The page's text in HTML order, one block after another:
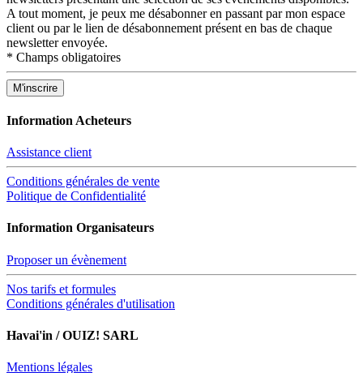
A tout moment, je peux me désabonner en passant par mon espace
client ou par le lien de désabonnement présent en bas de chaque
newsletter envoyée.
* Champs obligatoires
Information Acheteurs
Assistance client
Conditions générales de vente
Politique de Confidentialité
Information Organisateurs
Proposer un évènement
Nos tarifs et formules
Conditions générales d'utilisation
Havai'in / OUIZ! SARL
Mentions légales